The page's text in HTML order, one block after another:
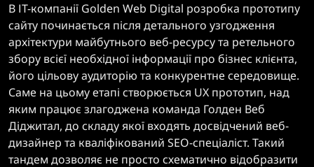
В ІТ-компанії Golden Web Digital розробка прототипу
сайту починається після детального узгодження
архітектури майбутнього веб-ресурсу та ретельного
збору всієї необхідної інформації про бізнес клієнта,
його цільову аудиторію та конкурентне середовище.
Саме на цьому етапі створюється UX прототип, над
яким працює злагоджена команда Голден Веб
Діджитал, до складу якої входять досвідчений веб-
дизайнер та кваліфікований SEO-спеціаліст. Такий
тандем дозволяє не просто схематично відобразити